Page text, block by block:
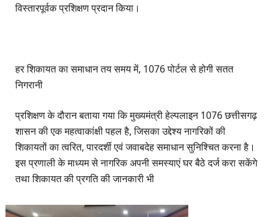
विस्तारपूर्वक प्रशिक्षण प्रदान किया।
हर शिकायत का समाधान तय समय में, 1076 पोर्टल से होगी सतत
निगरानी
प्रशिक्षण के दौरान बताया गया कि मुख्यमंत्री हेल्पलाइन 1076 छत्तीसगढ़
शासन की एक महत्वाकांक्षी पहल है, जिसका उद्देश्य नागरिकों की
शिकायतों का त्वरित, पारदर्शी एवं जवाबदेह समाधान सुनिश्चित करना है।
इस प्रणाली के माध्यम से नागरिक अपनी समस्याएं घर बैठे दर्ज करा सकेंगे
तथा शिकायत की प्रगति की जानकारी भी